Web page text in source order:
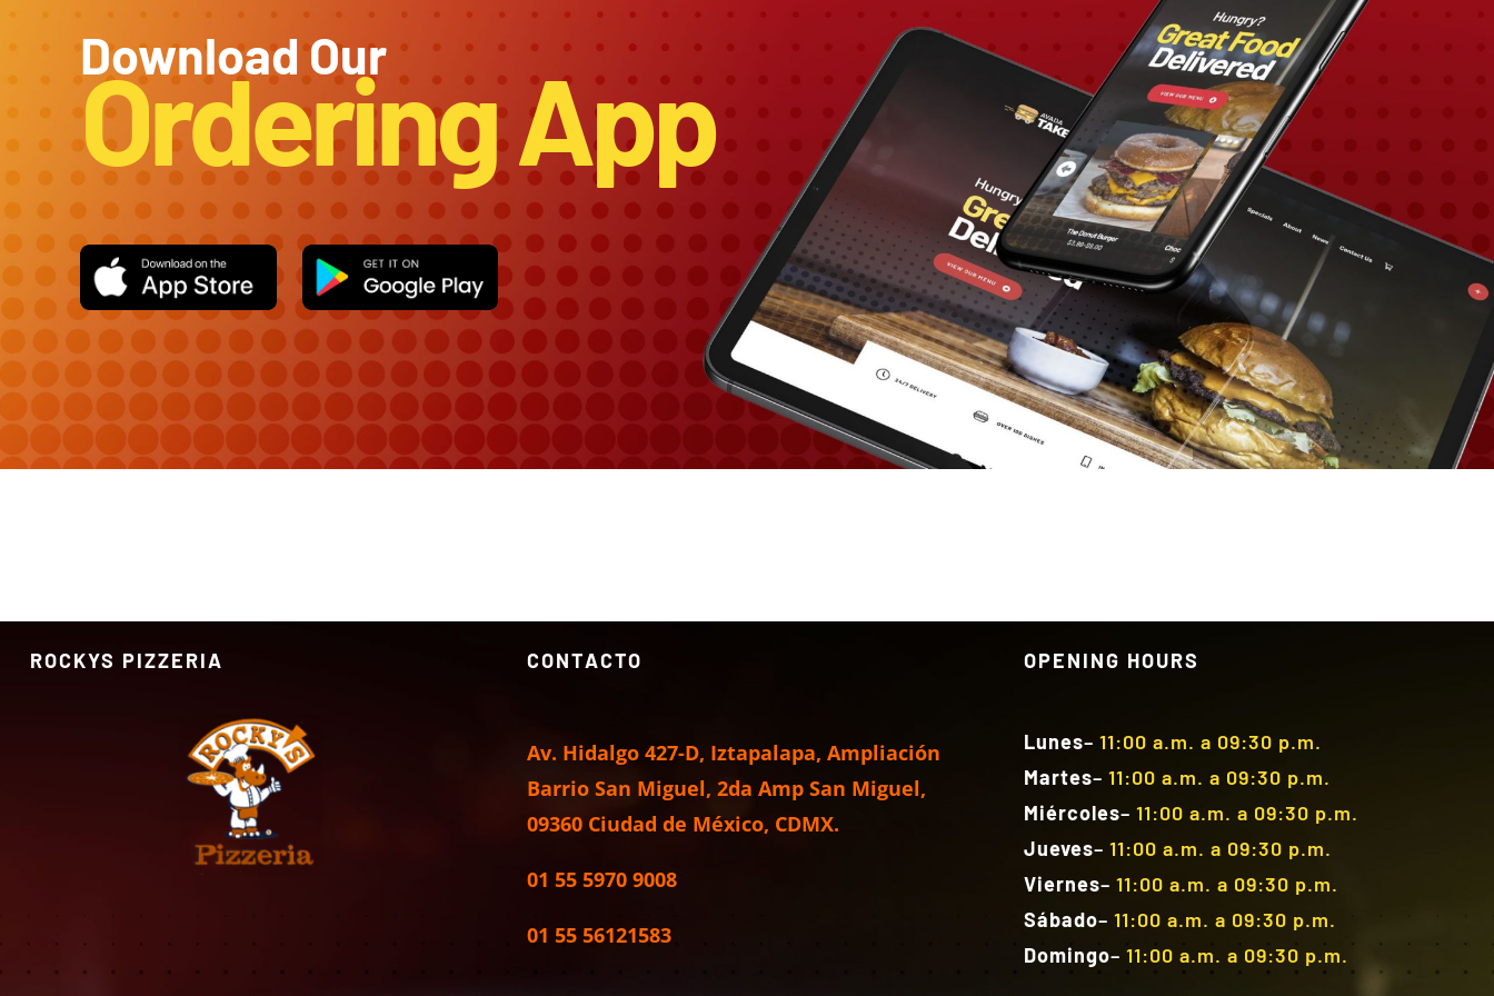
Download Our
Ordering App
ROCKYS PIZZERIA CONTACTO
Av. Hidalgo 427-D, Iztapalapa, Ampliación
Barrio San Miguel, 2da Amp San Miguel,
09360 Ciudad de México, CDMX.
01 55 5970 9008
01 55 56121583
OPENING HOURS
Lunes–11:00 a.m. a 09:30 p.m.
Martes–11:00 a.m. a 09:30 p.m.
Miércoles–11:00 a.m. a 09:30 p.m.
Jueves–11:00 a.m. a 09:30 p.m.
Viernes–11:00 a.m. a 09:30 p.m.
Sábado–11:00 a.m. a 09:30 p.m.
Domingo–11:00 a.m. a 09:30 p.m.